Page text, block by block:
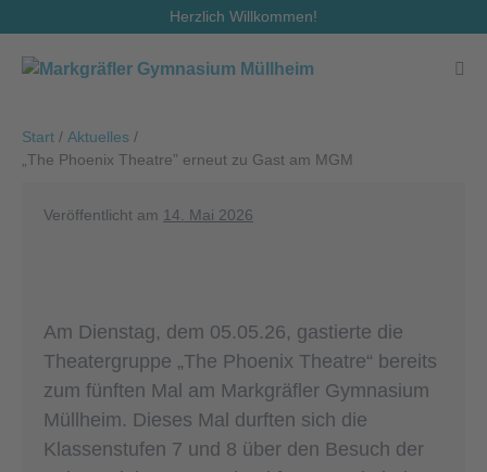
Inhalt
springen
Herzlich Willkommen!
Start / Aktuelles /
„The Phoenix Theatre” erneut zu Gast am MGM
Veröffentlicht am 14. Mai 2026
Am Dienstag, dem 05.05.26, gastierte die
Theatergruppe „The Phoenix Theatre“ bereits
zum fünften Mal am Markgräfler Gymnasium
Müllheim. Dieses Mal durften sich die
Klassenstufen 7 und 8 über den Besuch der